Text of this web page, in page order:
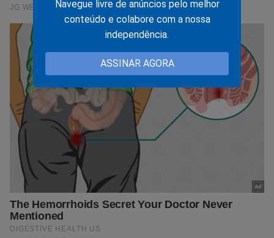
Navegue livre de anúncios pelo melhor
conteúdo e colabore com a nossa
independência.
ASSINAR AGORA